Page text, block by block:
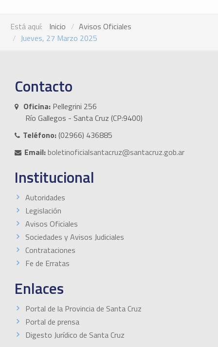
Está aquí: Inicio
Avisos Oficiales
Jueves, 27 Marzo 2025
Contacto
Oficina: Pellegrini 256
Río Gallegos - Santa Cruz (CP:9400)
Teléfono:(02966) 436885
Email:boletinoficialsantacruz@santacruz.gob.ar
Institucional
Autoridades
Legislación
Avisos Oficiales
Sociedades y Avisos Judiciales
Contrataciones
Fe de Erratas
Enlaces
Portal de la Provincia de Santa Cruz
Portal de prensa
Digesto Jurídico de Santa Cruz